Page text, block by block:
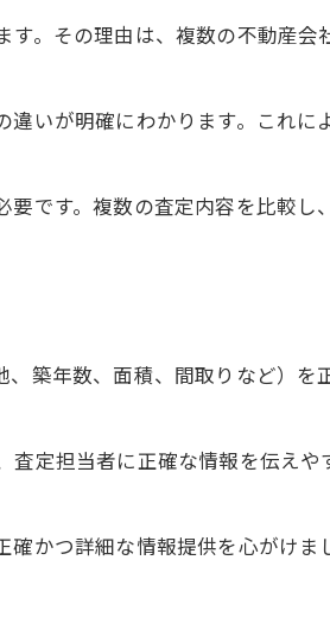
法
は
ント
法
る工夫
方
解説
介
選択肢
説
く紹介
。その理由は、複数の不動産会
いが明確にわかります。これに
です。複数の査定内容を比較し
築年数、面積、間取りなど）を
定担当者に正確な情報を伝えや
かつ詳細な情報提供を心がけま